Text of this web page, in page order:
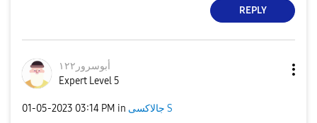
REPLY
أبوسرور١٢٢
Expert Level 5
‎01-05-2023 03:14 PM in جالاكسى S